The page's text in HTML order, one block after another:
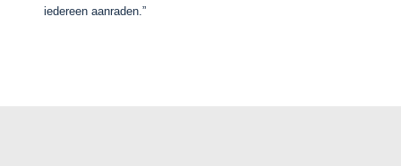
iedereen aanraden.”